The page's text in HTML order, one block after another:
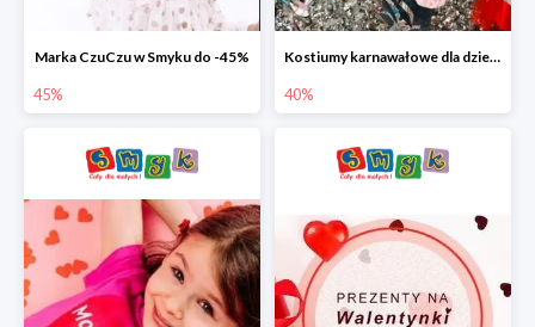
Marka CzuCzu w Smyku do -45%
45%
Kostiumy karnawałowe dla dzieci w Smyku do -40%
40%